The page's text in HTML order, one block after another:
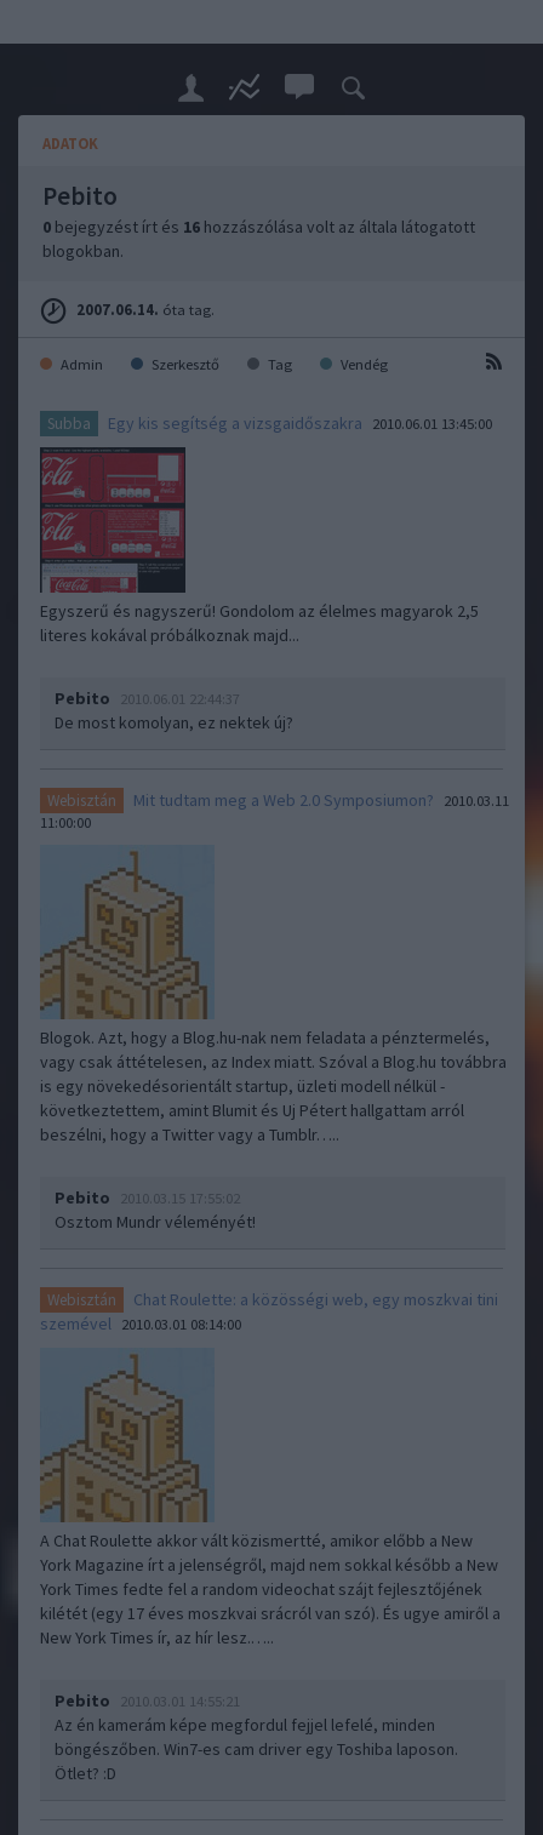
ADATOK
Pebito
0 bejegyzést írt és 16 hozzászólása volt az általa látogatott
blogokban.
2007.06.14. óta tag.
Admin Szerkesztő Tag Vendég
Subba Egy kis segítség a vizsgaidőszakra 2010.06.01 13:45:00
Egyszerű és nagyszerű! Gondolom az élelmes magyarok 2,5
literes kokával próbálkoznak majd...
Pebito 2010.06.01 22:44:37
De most komolyan, ez nektek új?
Webisztán Mit tudtam meg a Web 2.0 Symposiumon?
2010.03.11
11:00:00
Blogok. Azt, hogy a Blog.hu-nak nem feladata a pénztermelés,
vagy csak áttételesen, az Index miatt. Szóval a Blog.hu továbbra
is egy növekedésorientált startup, üzleti modell nélkül -
következtettem, amint Blumit és Uj Pétert hallgattam arról
beszélni, hogy a Twitter vagy a Tumblr…..
Pebito 2010.03.15 17:55:02
Osztom Mundr véleményét!
Webisztán
Chat Roulette: a közösségi web, egy moszkvai tini
szemével 2010.03.01 08:14:00
A Chat Roulette akkor vált közismertté, amikor előbb a New
York Magazine írt a jelenségről, majd nem sokkal később a New
York Times fedte fel a random videochat szájt fejlesztőjének
kilétét (egy 17 éves moszkvai srácról van szó). És ugye amiről a
New York Times ír, az hír lesz.…..
Pebito 2010.03.01 14:55:21
Az én kamerám képe megfordul fejjel lefelé, minden
böngészőben. Win7-es cam driver egy Toshiba laposon.
Ötlet? :D